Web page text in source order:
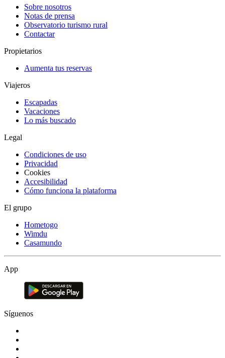
Sobre nosotros
Notas de prensa
Observatorio turismo rural
Contactar
Propietarios
Aumenta tus reservas
Viajeros
Escapadas
Vacaciones
Lo más buscado
Legal
Condiciones de uso
Privacidad
Cookies
Accesibilidad
Cómo funciona la plataforma
El grupo
Hometogo
Wimdu
Casamundo
App
Síguenos